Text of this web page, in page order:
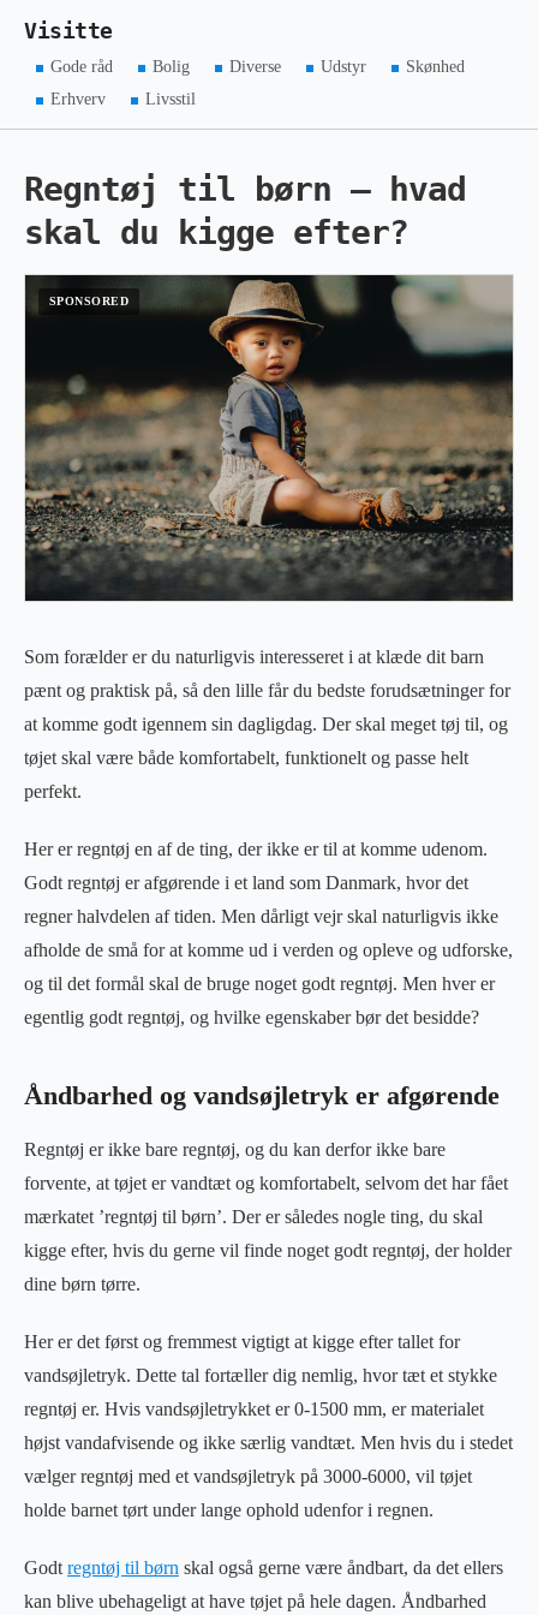
Visitte
Gode råd Bolig Diverse Udstyr
Skønhed
Erhverv
Livsstil
Regntøj til børn – hvad
skal du kigge efter?
Som forælder er du naturligvis interesseret i at klæde dit barn
pænt og praktisk på, så den lille får du bedste forudsætninger for
at komme godt igennem sin dagligdag. Der skal meget tøj til, og
tøjet skal være både komfortabelt, funktionelt og passe helt
perfekt.
Her er regntøj en af de ting, der ikke er til at komme udenom.
Godt regntøj er afgørende i et land som Danmark, hvor det
regner halvdelen af tiden. Men dårligt vejr skal naturligvis ikke
afholde de små for at komme ud i verden og opleve og udforske,
og til det formål skal de bruge noget godt regntøj. Men hver er
egentlig godt regntøj, og hvilke egenskaber bør det besidde?
Åndbarhed og vandsøjletryk er afgørende
Regntøj er ikke bare regntøj, og du kan derfor ikke bare
forvente, at tøjet er vandtæt og komfortabelt, selvom det har fået
mærkatet ’regntøj til børn’. Der er således nogle ting, du skal
kigge efter, hvis du gerne vil finde noget godt regntøj, der holder
dine børn tørre.
Her er det først og fremmest vigtigt at kigge efter tallet for
vandsøjletryk. Dette tal fortæller dig nemlig, hvor tæt et stykke
regntøj er. Hvis vandsøjletrykket er 0-1500 mm, er materialet
højst vandafvisende og ikke særlig vandtæt. Men hvis du i stedet
vælger regntøj med et vandsøjletryk på 3000-6000, vil tøjet
holde barnet tørt under lange ophold udenfor i regnen.
Godt regntøj til børn skal også gerne være åndbart, da det ellers
kan blive ubehageligt at have tøjet på hele dagen. Åndbarhed